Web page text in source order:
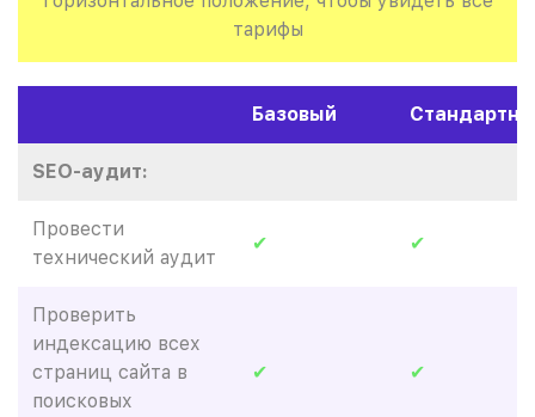
тарифы
Базовый
SEO-аудит:
Провести
технический аудит
✔ ✔
Проверить
индексацию всех
страниц сайта в
поисковых
✔ ✔